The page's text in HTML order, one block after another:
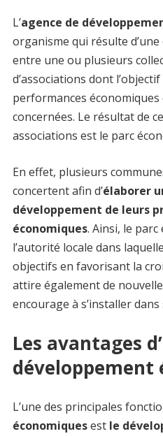
L’agence de
organisme qui résulte
entre une ou plusieurs
d’associations dont
performances
concernées. Le résultat de
associations est le parc
En effet, plusieurs
concertent afin d’élaborer
développement de leurs
économiques. Ainsi, le
l’autorité locale dans
objectifs en favorisant la
attire également de
encourage à s’installer dans
Les avantages
développement
L’une des principales
économiquesest le